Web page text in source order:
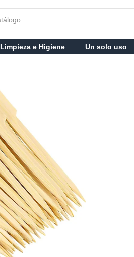
Limpieza e Higiene Un solo uso